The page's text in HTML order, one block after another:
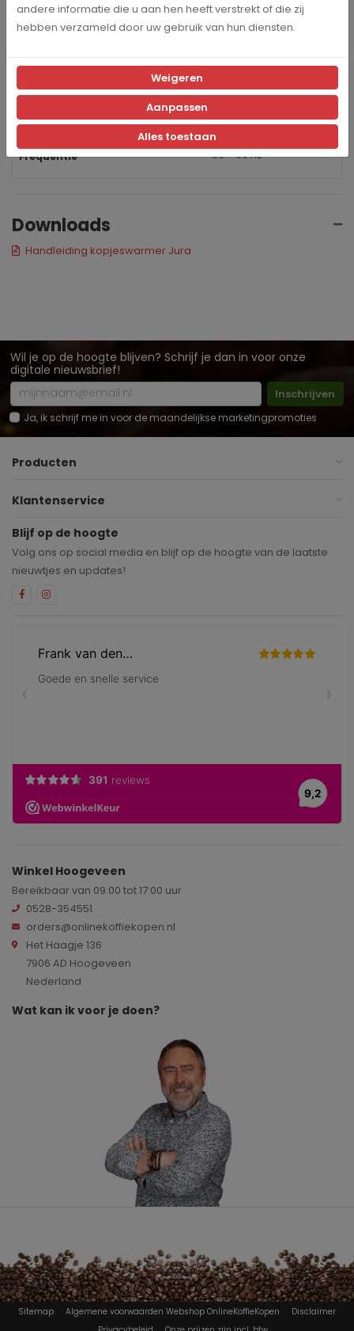
Breedte
Hoogte 19,9 cm
Frequentie 50 – 60 hz
Downloads
Handleiding kopjeswarmer Jura
Wil je op de hoogte blijven? Schrijf je dan in voor onze
digitale nieuwsbrief!
Inschrijven
Ja, ik schrijf me in voor de maandelijkse marketingpromoties
Producten
Klantenservice
Blijf op de hoogte
Volg ons op social media en blijf op de hoogte van de laatste
nieuwtjes en updates!
Winkel Hoogeveen
Bereikbaar van 09:00 tot 17:00 uur
0528-354551
orders@onlinekoffiekopen.nl
Het Haagje 136
7906 AD Hoogeveen
Nederland
Wat kan ik voor je doen?
Sitemap Algemene voorwaarden Webshop OnlineKoffieKopen
Disclaimer
andere informatie die u aan hen heeft verstrekt of die zij
hebben verzameld door uw gebruik van hun diensten.
Weigeren
Aanpassen
Alles toestaan